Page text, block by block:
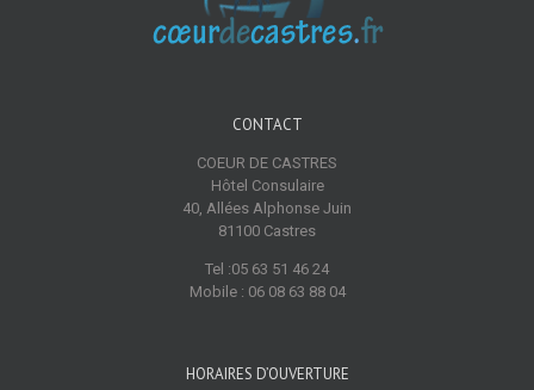
CONTACT
COEUR DE CASTRES
Hôtel Consulaire
40, Allées Alphonse Juin
81100 Castres
Tel :05 63 51 46 24
Mobile : 06 08 63 88 04
HORAIRES D’OUVERTURE